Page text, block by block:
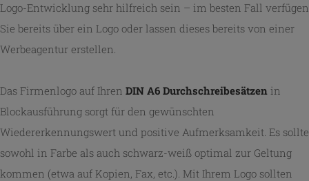
Logo-Entwicklung sehr hilfreich sein – im besten Fall verfügen
Sie bereits über ein Logo oder lassen dieses bereits von einer
Werbeagentur erstellen.
Das Firmenlogo auf Ihren DIN A6 Durchschreibesätzen in
Blockausführung sorgt für den gewünschten
Wiedererkennungswert und positive Aufmerksamkeit. Es sollte
sowohl in Farbe als auch schwarz-weiß optimal zur Geltung
kommen (etwa auf Kopien, Fax, etc.). Mit Ihrem Logo sollten